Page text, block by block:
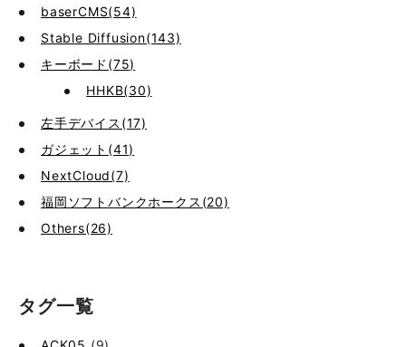
baserCMS(54)
Stable Diffusion(143)
キーボード(75)
HHKB(30)
左手デバイス(17)
ガジェット(41)
NextCloud(7)
福岡ソフトバンクホークス(20)
Others(26)
タグ一覧